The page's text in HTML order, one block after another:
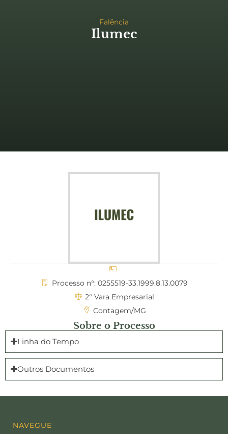
Falência
Ilumec
Processo n°: 0255519-33.1999.8.13.0079
2ª Vara Empresarial
Contagem/MG
Sobre o Processo
Linha do Tempo
Outros Documentos
NAVEGUE